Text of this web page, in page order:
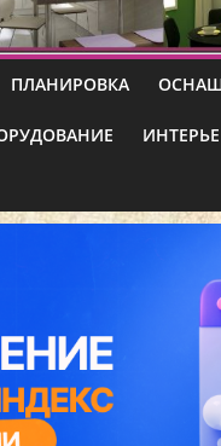
ПЛАНИРОВКА